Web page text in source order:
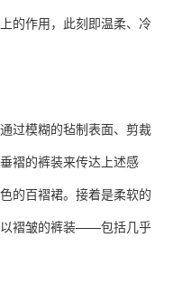
的作用，此刻即温柔、冷
过模糊的毡制表面、剪裁
褶的裤装来传达上述感
的百褶裙。接着是柔软的
以褶皱的裤装——包括几乎